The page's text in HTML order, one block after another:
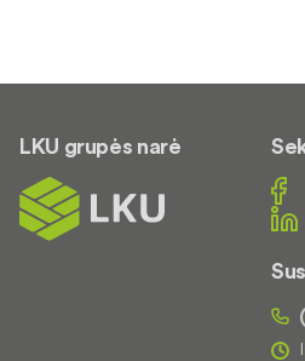
LKU grupės narė